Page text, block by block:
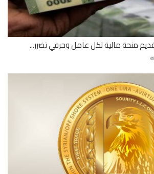
مالية لكل عامل وحرفي تضرر...